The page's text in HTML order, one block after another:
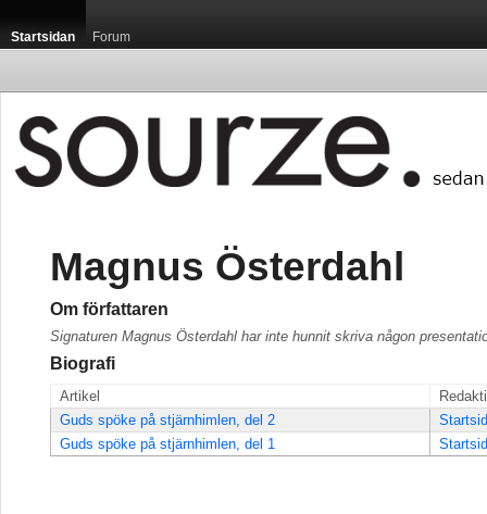
Startsidan Forum
Magnus Österdahl
Om författaren
Signaturen Magnus Österdahl har inte hunnit skriva någon
Biografi
Artikel
Guds spöke på stjärnhimlen, del 2
Guds spöke på stjärnhimlen, del 1